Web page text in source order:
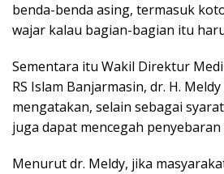
benda-benda asing, termasuk
wajar kalau bagian-bagian itu
Sementara itu Wakil Direktur
RS Islam Banjarmasin, dr. H.
mengatakan, selain sebagai
juga dapat mencegah penyebaran
Menurut dr. Meldy, jika